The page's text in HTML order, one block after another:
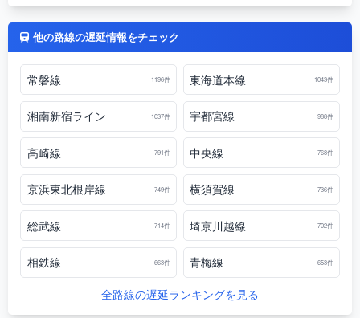
他の路線の遅延情報をチェック
常磐線 1196件 東海道本線 1043件
湘南新宿ライン 1037件 宇都宮線 988件
高崎線 791件 中央線 768件
京浜東北根岸線 749件 横須賀線 736件
総武線 714件 埼京川越線 702件
相鉄線 663件 青梅線 653件
全路線の遅延ランキングを見る